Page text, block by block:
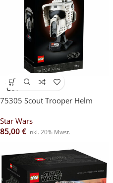
SOLD
OUT
75305 Scout Trooper Helm
Star Wars
85,00 € inkl. 20% Mwst.